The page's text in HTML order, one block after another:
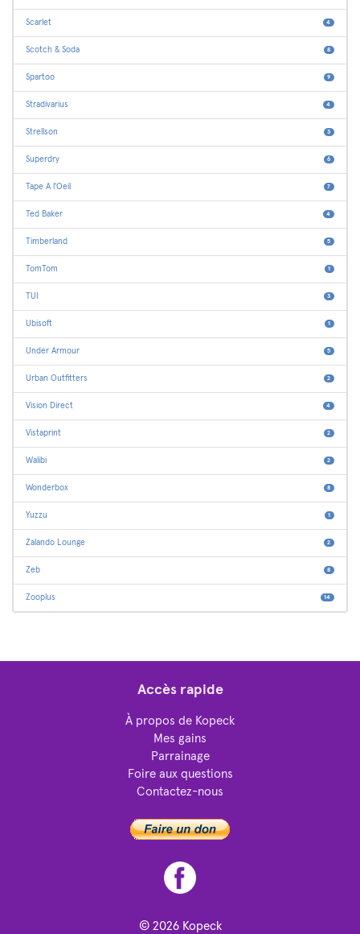
Scarlet 4
Scotch & Soda 8
Spartoo 9
Stradivarius 4
Strellson 3
Superdry 6
Tape A l'Oeil 7
Ted Baker 4
Timberland 5
TomTom 1
TUI 3
Ubisoft 1
Under Armour 5
Urban Outfitters 2
Vision Direct 4
Vistaprint 2
Walibi 2
Wonderbox 8
Yuzzu 1
Zalando Lounge 2
Zeb 8
Zooplus 14
Accès rapide
À propos de Kopeck
Mes gains
Parrainage
Foire aux questions
Contactez-nous
© 2026 Kopeck